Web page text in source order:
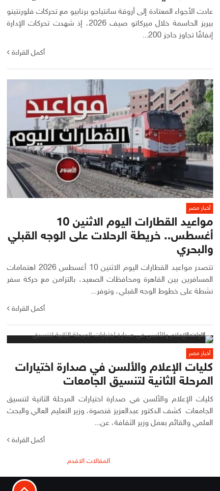
عادت الأجواء المعتادة إلى أروقة سانتياجو برنابيو مع تحركات فلورنتينو
بيريز الحاسمة خلال ميركاتو صيف 2026، إذ شهدت تحركات الإدارة
إنفاقًا تجاوز حاجز 200...
أكمل القراءة
أخبار مصر
مواعيد القطارات اليوم الاثنين 10
أغسطس.. خريطة الرحلات على الوجه القبلي
والبحري
تتصدر مواعيد القطارات اليوم الاثنين 10 أغسطس 2026 اهتمامات
المسافرين بين القاهرة ومحافظات الصعيد، بالتزامن مع حركة سفر
نشطة على خطوط الوجه القبلي، وتوفر...
أكمل القراءة
أخبار مصر
كليات الإعلام والألسن في صدارة اختيارات
المرحلة الثانية لتنسيق الجامعات
كليات الإعلام والألسن في صدارة اختيارات المرحلة الثانية لتنسيق
الجامعات كشف الدكتور عبدالعزيز قنصوة، وزير التعليم العالي والبحث
العلمي والقائم بعمل وزير الثقافة، عن...
أكمل القراءة
المقالات
المقالات الاقدم